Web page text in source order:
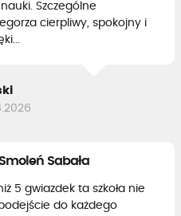
Szczególne
cierpliwy, spokojny i
Sabała
5 gwiazdek ta szkoła nie
do każdego